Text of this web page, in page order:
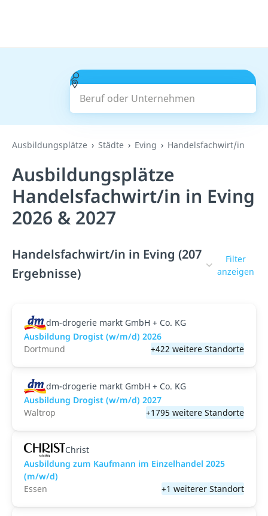
Beruf oder Unternehmen
Suchen
Ausbildungsplätze Städte Eving Handelsfachwirt/in
Ausbildungsplätze
Handelsfachwirt/in in Eving
2026 & 2027
Handelsfachwirt/in in Eving (207
Ergebnisse)
Filter
anzeigen
dm-drogerie markt GmbH + Co. KG
Ausbildung Drogist (w/m/d) 2026
Dortmund
+422 weitere Standorte
dm-drogerie markt GmbH + Co. KG
Ausbildung Drogist (w/m/d) 2027
Waltrop
+1795 weitere Standorte
Christ
Ausbildung zum Kaufmann im Einzelhandel 2025
(m/w/d)
Essen
+1 weiterer Standort